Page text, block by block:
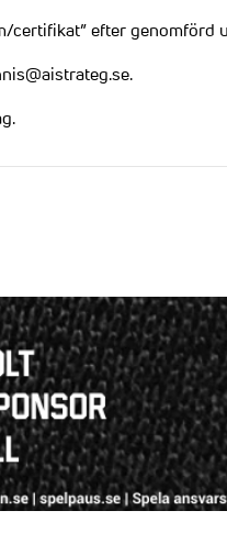
certifikat” efter genomförd